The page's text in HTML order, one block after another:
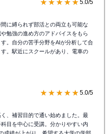
★★★★★ 5.0/5
に縛られず部活との両立も可能な
勉強の進め方のアドバイスをもら
。自分の苦手分野をAIが分析して合
。駅近にスクールがあり、電車の
★★★★★ 5.0/5
、補習目的で通い始めました。最
目を中心に受講。分かりやすい内